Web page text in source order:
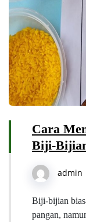
Cara
Biji-
admin
Biji-bijian
pangan,